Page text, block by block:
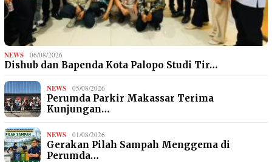
NEWS 06/08/2026
Dishub dan Bapenda Kota Palopo Studi Tir…
NEWS 05/08/2026
Perumda Parkir Makassar Terima
Kunjungan…
NEWS 01/08/2026
Gerakan Pilah Sampah Menggema di
Perumda…